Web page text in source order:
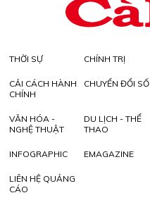
THỜI SỰ CHÍNH TRỊ
CẢI CÁCH HÀNH
CHÍNH
CHUYỂN ĐỔI SỐ
VĂN HÓA -
NGHỆ THUẬT
DU LỊCH - THỂ
THAO
INFOGRAPHIC EMAGAZINE
LIÊN HỆ QUẢNG
CÁO